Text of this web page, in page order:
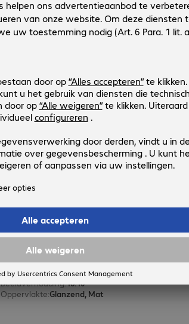
4948843
EQ140A169E
Uitvoering: Europa
Functies:Zelfklevend, Privacy van twee kanten
Schermgrootte:35,6 cm (14,0")
Oppervlakte:Glanzend, Mat
Kensington EQ 13.3" Privacy Filter
Productnr.:
4948842
Fabrikant-nr.:
EQ133A1610E
Uitvoering: Europa
Functies:Zelfklevend, Privacy van twee kanten
Schermgrootte: 33,8 cm (13,3")
Beeldverhouding:16:10
Oppervlakte:Glanzend, Mat